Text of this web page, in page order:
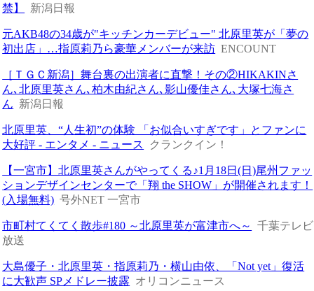
禁】
新潟日報
元AKB48の34歳が"キッチンカーデビュー" 北原里英が「夢の
初出店」…指原莉乃ら豪華メンバーが来訪 ENCOUNT
［ＴＧＣ新潟］舞台裏の出演者に直撃！その②HIKAKINさ
ん､北原里英さん､柏木由紀さん､影山優佳さん､大塚七海さ
ん 新潟日報
北原里英、“人生初”の体験 「お似合いすぎです」とファンに
大好評 - エンタメ - ニュース
クランクイン！
【一宮市】北原里英さんがやってくる♪1月18日(日)尾州ファッ
ションデザインセンターで「翔 the SHOW」が開催されます！
(入場無料) 号外NET 一宮市
市町村てくてく散歩#180 ～北原里英が富津市へ～
千葉テレビ
放送
大島優子・北原里英・指原莉乃・横山由依、「Not yet」復活
に大歓声 SPメドレー披露 オリコンニュース